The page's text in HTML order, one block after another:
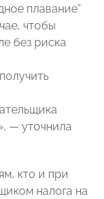
плавание”
чтобы
без риска
— уточнила
кто и при
налога на